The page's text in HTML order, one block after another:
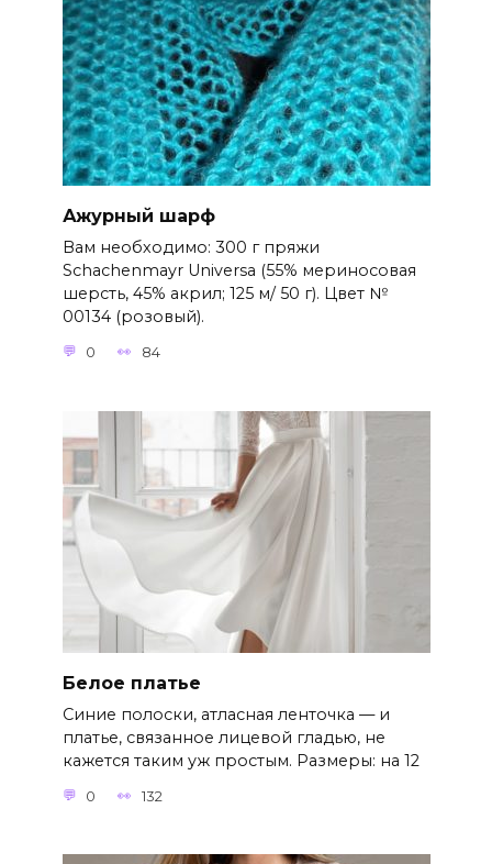
Ажурный шарф
Вам необходимо: 300 г пряжи
Schachenmayr Universa (55% мериносовая
шерсть, 45% акрил; 125 м/ 50 г). Цвет №
00134 (розовый).
0 84
Белое платье
Синие полоски, атласная ленточка — и
платье, связанное лицевой гладью, не
кажется таким уж простым. Размеры: на 12
0 132